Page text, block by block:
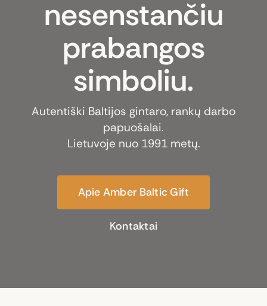
nesenstančiu
prabangos
simboliu.
Autentiški Baltijos gintaro, rankų darbo
papuošalai.
Lietuvoje nuo 1991 metų.
Apie Amber Baltic Gift
Kontaktai